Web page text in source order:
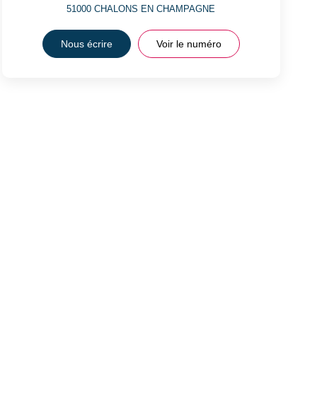
51000CHALONS EN CHAMPAGNE
Nous écrire Voir le numéro